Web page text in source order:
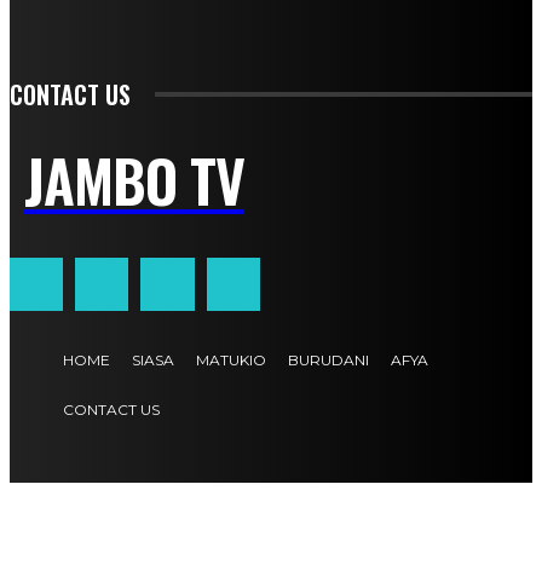
CONTACT US
JAMBO TV
HOME SIASA MATUKIO BURUDANI AFYA
CONTACT US